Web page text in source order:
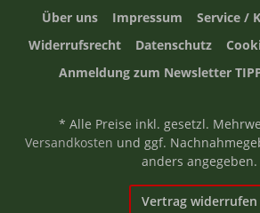
Über uns Impressum Service /
Widerrufsrecht
Datenschutz
Anmeldung zum Newsletter TIPP
* Alle Preise inkl. gesetzl.
Versandkosten und ggf.
anders angegeben.
Vertrag widerrufen